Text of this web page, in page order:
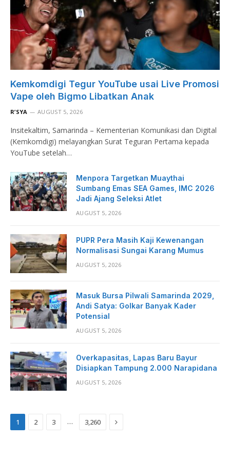
Kemkomdigi Tegur YouTube usai Live Promosi
Vape oleh Bigmo Libatkan Anak
R’SYA AUGUST 5, 2026
Insitekaltim, Samarinda – Kementerian Komunikasi dan Digital
(Kemkomdigi) melayangkan Surat Teguran Pertama kepada
YouTube setelah…
Menpora Targetkan Muaythai
Sumbang Emas SEA Games, IMC 2026
Jadi Ajang Seleksi Atlet
AUGUST 5, 2026
PUPR Pera Masih Kaji Kewenangan
Normalisasi Sungai Karang Mumus
AUGUST 5, 2026
Masuk Bursa Pilwali Samarinda 2029,
Andi Satya: Golkar Banyak Kader
Potensial
AUGUST 5, 2026
Overkapasitas, Lapas Baru Bayur
Disiapkan Tampung 2.000 Narapidana
AUGUST 5, 2026
1 2 3 … 3,260 Next